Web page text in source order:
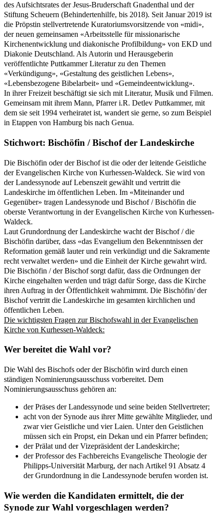
des Aufsichtsrates der Jesus-Bruderschaft Gnadenthal und der
Stiftung Scheuern (Behindertenhilfe, bis 2018). Seit Januar 2019 ist
die Pröpstin stellvertretende Kuratoriumsvorsitzende von «midi»,
der neuen gemeinsamen «Arbeitsstelle für missionarische
Kirchenentwicklung und diakonische Profilbildung» von EKD und
Diakonie Deutschland. Als Autorin und Herausgeberin
veröffentlichte Puttkammer Literatur zu den Themen
«Verkündigung», «Gestaltung des geistlichen Lebens»,
«Lebensbezogene Bibelarbeit» und «Gemeindeentwicklung».
In ihrer Freizeit beschäftigt sie sich mit Literatur, Musik und Filmen.
Gemeinsam mit ihrem Mann, Pfarrer i.R. Detlev Puttkammer, mit
dem sie seit 1994 verheiratet ist, wandert sie gerne, so zum Beispiel
in Etappen von Hamburg bis nach Genua.
Stichwort: Bischöfin / Bischof der Landeskirche
Die Bischöfin oder der Bischof ist die oder der leitende Geistliche
der Evangelischen Kirche von Kurhessen-Waldeck. Sie wird von
der Landessynode auf Lebenszeit gewählt und vertritt die
Landeskirche im öffentlichen Leben. Im «Miteinander und
Gegenüber» tragen Landessynode und Bischof / Bischöfin die
oberste Verantwortung in der Evangelischen Kirche von Kurhessen-
Waldeck.
Laut Grundordnung der Landeskirche wacht der Bischof / die
Bischöfin darüber, dass «das Evangelium den Bekenntnissen der
Reformation gemäß lauter und rein verkündigt und die Sakramente
recht verwaltet werden» und die Einheit der Kirche gewahrt wird.
Die Bischöfin / der Bischof sorgt dafür, dass die Ordnungen der
Kirche eingehalten werden und trägt dafür Sorge, dass die Kirche
ihren Auftrag in der Öffentlichkeit wahrnimmt. Die Bischöfin/ der
Bischof vertritt die Landeskirche im gesamten kirchlichen und
öffentlichen Leben.
Die wichtigsten Fragen zur Bischofswahl in der Evangelischen
Kirche von Kurhessen-Waldeck:
Wer bereitet die Wahl vor?
Die Wahl des Bischofs oder der Bischöfin wird durch einen
ständigen Nominierungsausschuss vorbereitet. Dem
Nominierungsausschuss gehören an:
der Präses der Landessynode und seine beiden Stellvertreter;
acht von der Synode aus ihrer Mitte gewählte Mitglieder, und
zwar vier Geistliche und vier Laien. Unter den Geistlichen
müssen sich ein Propst, ein Dekan und ein Pfarrer befinden;
der Prälat und der Vizepräsident der Landeskirche;
der Professor des Fachbereichs Evangelische Theologie der
Philipps-Universität Marburg, der nach Artikel 91 Absatz 4
der Grundordnung in die Landessynode berufen worden ist.
Wie werden die Kandidaten ermittelt, die der
Synode zur Wahl vorgeschlagen werden?